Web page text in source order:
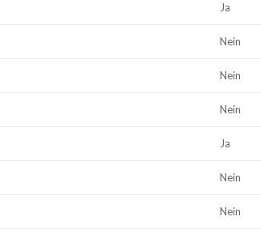
Ja
Nein
Nein
Nein
Ja
Nein
Nein